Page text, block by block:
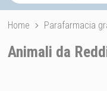
Home Parafarmacia
Animali da